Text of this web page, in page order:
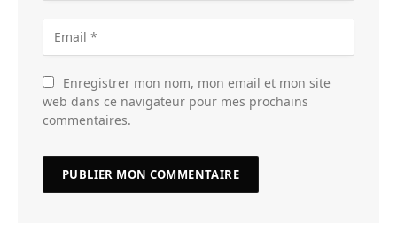
Enregistrer mon nom, mon email et mon site
web dans ce navigateur pour mes prochains
commentaires.